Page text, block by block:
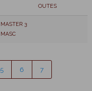
OUTES
MASTER 3
MASC
5 6 7